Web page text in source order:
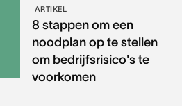
ARTIKEL
8 stappen om een
noodplan op te stellen
om bedrijfsrisico's te
voorkomen